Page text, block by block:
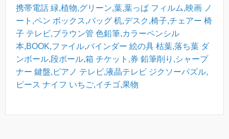
携帯電話 緑,植物,グリーン,葉,葉っぱ フィルム,映画 ノ
ート,ペン ボックス,バッグ 机,デスク,椅子,チェアー 椅
子 テレビ,ブラウン管 色鉛筆,カラーペンシル
本,BOOK,ファイル,バインダー 絵の具 枯葉,落ち葉 ダ
ンボール,段ボール,箱 チケット,券 鉛筆削り,シャープ
ナー 鍵盤,ピアノ テレビ,液晶テレビ ジクソーパズル,
ピース ナイフ いちご,イチゴ,果物